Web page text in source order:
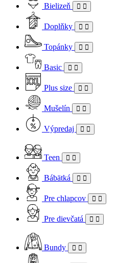
Bielizeň
Doplňky
Topánky
Basic
Plus size
Mušelín
Výpredaj
Teen
Bábätká
Pre chlapcov
Pre dievčatá
Bundy